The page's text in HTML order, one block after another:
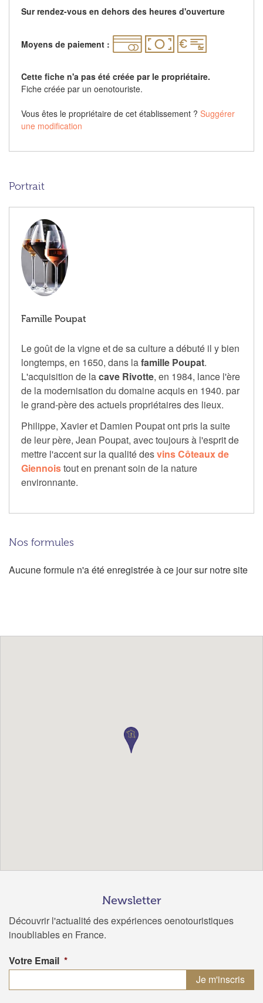
Sur rendez-vous en dehors des heures d'ouverture
Moyens de paiement :
Cette fiche n'a pas été créée par le propriétaire.
Fiche créée par un oenotouriste.
Vous êtes le propriétaire de cet établissement ? Suggérer
une modification
Portrait
Famille Poupat
Le goût de la vigne et de sa culture a débuté il y bien
longtemps, en 1650, dans lafamille Poupat.
L'acquisition de lacave Rivotte, en 1984, lance l'ère
de la modernisation du domaine acquis en 1940. par
le grand-père des actuels propriétaires des lieux.
Philippe, Xavier et Damien Poupat ont pris la suite
de leur père, Jean Poupat, avec toujours à l'esprit de
mettre l'accent sur la qualité desvins Côteaux de
Giennoistout en prenant soin de la nature
environnante.
Nos formules
Aucune formule n'a été enregistrée à ce jour sur notre site
Newsletter
Découvrir l'actualité des expériences oenotouristiques
inoubliables en France.
Votre Email *